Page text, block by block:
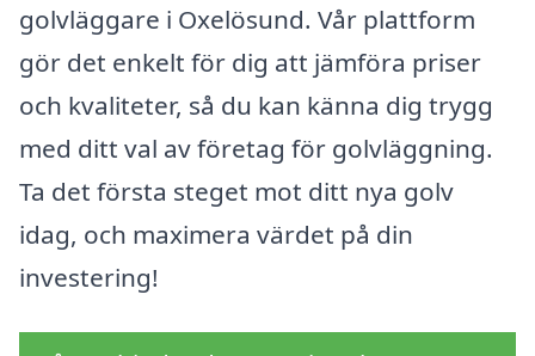
golvläggare i Oxelösund. Vår plattform
gör det enkelt för dig att jämföra priser
och kvaliteter, så du kan känna dig trygg
med ditt val av företag för golvläggning.
Ta det första steget mot ditt nya golv
idag, och maximera värdet på din
investering!